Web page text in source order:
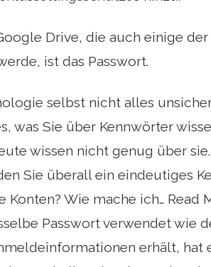
Drive, die auch einige
ist das Passwort.
selbst nicht alles
was Sie über Kennwörter
wissen nicht genug über
Sie überall ein eindeutiges
Konten? Wie mache ich… Read
Passwort verwendet wie
erhält, hat